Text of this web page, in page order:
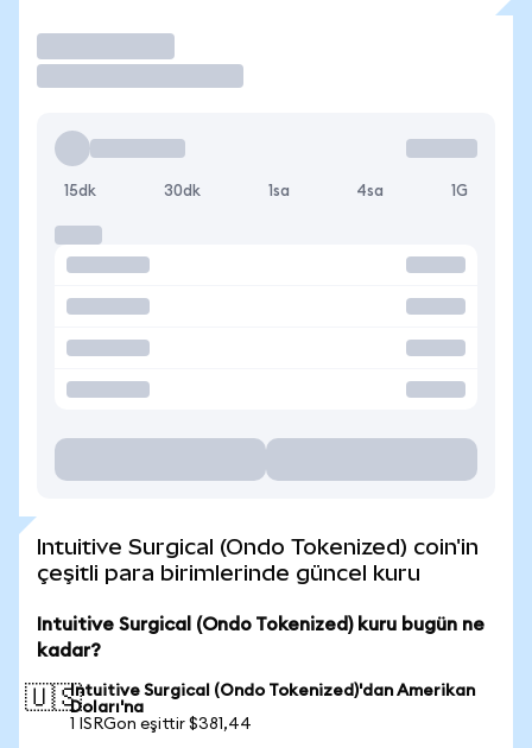
15dk 30dk 1sa 4sa 1G
Intuitive Surgical (Ondo Tokenized) coin'in
çeşitli para birimlerinde güncel kuru
Intuitive Surgical (Ondo Tokenized) kuru bugün ne
kadar?
🇺🇸Intuitive Surgical (Ondo Tokenized)'dan Amerikan
Doları'na
1 ISRGon eşittir $381,44